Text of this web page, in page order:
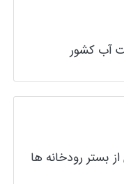
آب کشور
بستر رودخانه ها